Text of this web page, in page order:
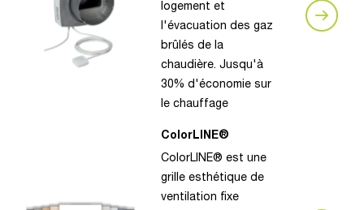
logement et
l'évacuation des gaz
brûlés de la
chaudière. Jusqu'à
30% d'économie sur
le chauffage
ColorLINE®
ColorLINE® est une
grille esthétique de
ventilation fixe